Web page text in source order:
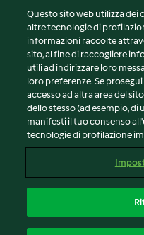
© Copyright 2026
Termini del servizio
Informativa sulla privacy
Avvertenze generali
Note legali
Contenuto del rapporto
Dichiarazione di accessibilità
Questo sito web utilizza dei
altre tecnologie di
informazioni raccolte
sito, al fine di raccogliere
utili ad indirizzare loro
loro preferenze. Se
accesso ad altra area del
dello stesso (ad esempio, di
manifesti il tuo consenso
tecnologie di profilazione